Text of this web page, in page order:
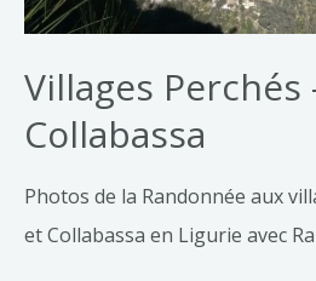
Villages Perchés
Collabassa
Photos de la Randonnée aux
et Collabassa en Ligurie avec